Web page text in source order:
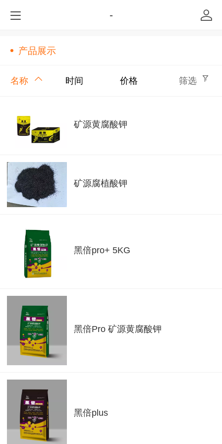
-
产品展示
名称 时间 价格 筛选
矿源黄腐酸钾
矿源腐植酸钾
黑倍pro+ 5KG
黑倍Pro 矿源黄腐酸钾
黑倍plus